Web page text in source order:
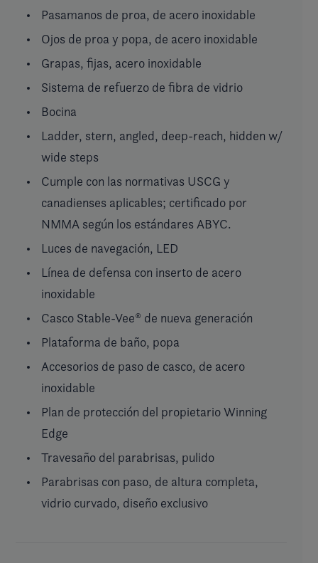
Pasamanos de proa, de acero inoxidable
Ojos de proa y popa, de acero inoxidable
Grapas, fijas, acero inoxidable
Sistema de refuerzo de fibra de vidrio
Bocina
Ladder, stern, angled, deep-reach, hidden w/
wide steps
Cumple con las normativas USCG y
canadienses aplicables; certificado por
NMMA según los estándares ABYC.
Luces de navegación, LED
Línea de defensa con inserto de acero
inoxidable
Casco Stable-Vee® de nueva generación
Plataforma de baño, popa
Accesorios de paso de casco, de acero
inoxidable
Plan de protección del propietario Winning
Edge
Travesaño del parabrisas, pulido
Parabrisas con paso, de altura completa,
vidrio curvado, diseño exclusivo